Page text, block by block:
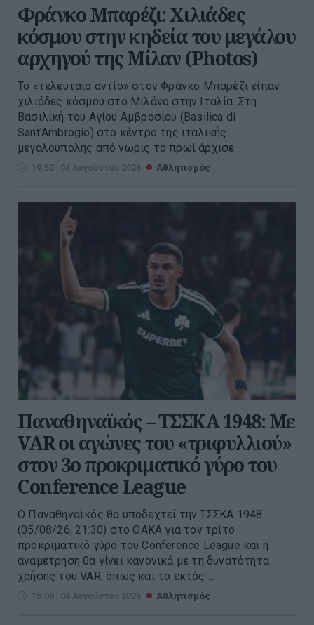
Φράνκο Μπαρέζι: Χιλιάδες
κόσμου στην κηδεία του μεγάλου
αρχηγού της Μίλαν (Photos)
Το «τελευταίο αντίο» στον Φράνκο Μπαρέζι είπαν
χιλιάδες κόσμου στο Μιλάνο στην Ιταλία. Στη
Βασιλική του Αγίου Αμβροσίου (Basilica di
Sant'Ambrogio) στο κέντρο της ιταλικής
μεγαλούπολης από νωρίς το πρωί άρχισε...
19:52 | 04 Αυγούστου 2026 Αθλητισμός
Παναθηναϊκός – ΤΣΣΚΑ 1948: Με
VAR οι αγώνες του «τριφυλλιού»
στον 3ο προκριματικό γύρο του
Conference League
Ο Παναθηναϊκός θα υποδεχτεί την ΤΣΣΚΑ 1948
(05/08/26, 21:30) στο ΟΑΚΑ για τον τρίτο
προκριματικό γύρο του Conference League και η
αναμέτρηση θα γίνει κανονικά με τη δυνατότητα
χρήσης του VAR, όπως και το εκτός ...
15:09 | 04 Αυγούστου 2026 Αθλητισμός